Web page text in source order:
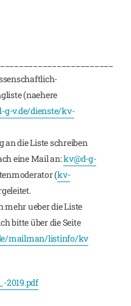
(naehere
g-v.de/dienste/kv-
an die Liste schreiben
eine Mail an:kv@d-g-
(kv-
mehr ueber die Liste
bitte über die Seite
mailman/listinfo/kv
2019.pdf